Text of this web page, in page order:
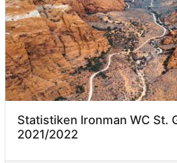
Statistiken Ironman WC St.
2021/2022